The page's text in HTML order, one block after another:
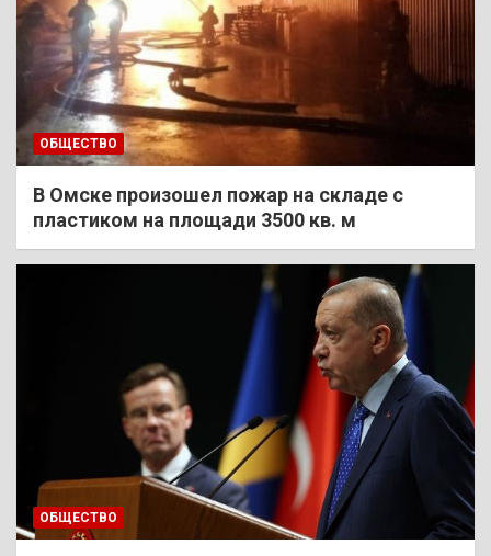
ОБЩЕСТВО
В Омске произошел пожар на складе с
пластиком на площади 3500 кв. м
ОБЩЕСТВО